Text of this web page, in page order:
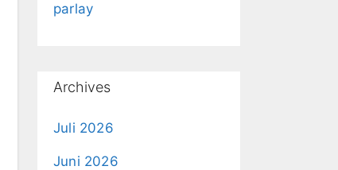
parlay
Archives
Juli 2026
Juni 2026